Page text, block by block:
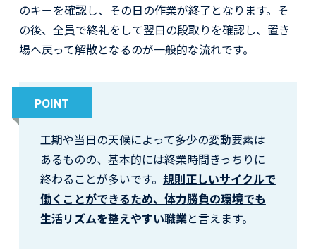
のキーを確認し、その日の作業が終了となります。そ
の後、全員で終礼をして翌日の段取りを確認し、置き
場へ戻って解散となるのが一般的な流れです。
POINT
工期や当日の天候によって多少の変動要素は
あるものの、基本的には終業時間きっちりに
終わることが多いです。 規則正しいサイクルで
働くことができるため、体力勝負の環境でも
生活リズムを整えやすい職業と言えます。